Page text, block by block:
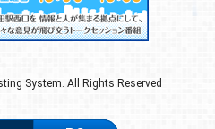
System. All Rights Reserved